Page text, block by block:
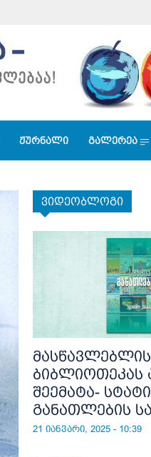
ჟურნალი გალერეა
ვიდეობლოგი
მასწავლებლის
ბიბლიოთეკას
შეემატა-
განათლების
21 იანვარი, 2025 - 10:39